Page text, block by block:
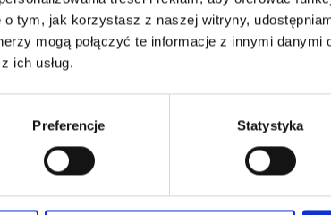
tym, jak korzystasz z naszej witryny,
mogą połączyć te informacje z innymi danymi
ich usług.
Preferencje Statystyka
Makijaż Permanentny
Trudne klientki w PMU – jak